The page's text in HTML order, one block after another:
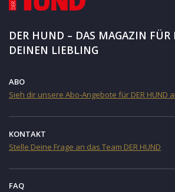
DER HUND – DAS MAGAZIN
DEINEN LIEBLING
ABO
Sieh dir unsere Abo-Angebote für DER HUND
KONTAKT
Stelle Deine Frage an das Team DER HUND
FAQ